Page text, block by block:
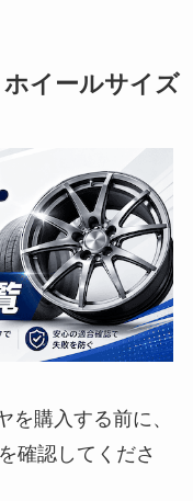
イールサイズ
を購入する前に、
確認してくださ